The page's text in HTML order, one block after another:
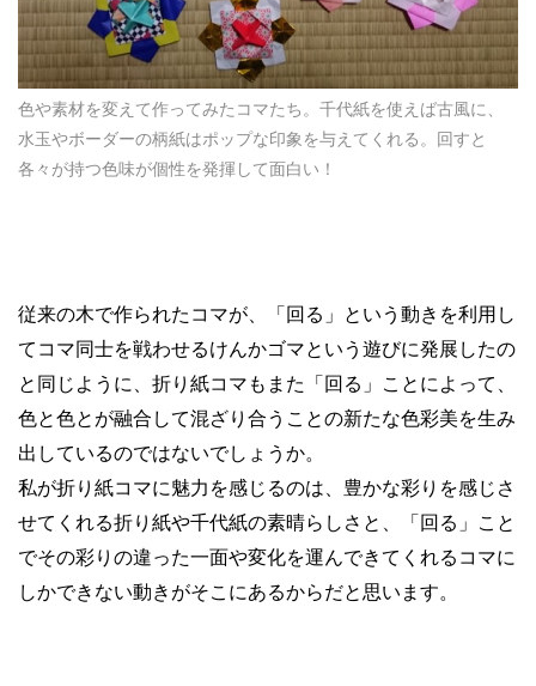
色や素材を変えて作ってみたコマたち。千代紙を使えば古風に、
水玉やボーダーの柄紙はポップな印象を与えてくれる。回すと
各々が持つ色味が個性を発揮して面白い！
従来の木で作られたコマが、「回る」という動きを利用し
てコマ同士を戦わせるけんかゴマという遊びに発展したの
と同じように、折り紙コマもまた「回る」ことによって、
色と色とが融合して混ざり合うことの新たな色彩美を生み
出しているのではないでしょうか。
私が折り紙コマに魅力を感じるのは、豊かな彩りを感じさ
せてくれる折り紙や千代紙の素晴らしさと、「回る」こと
でその彩りの違った一面や変化を運んできてくれるコマに
しかできない動きがそこにあるからだと思います。